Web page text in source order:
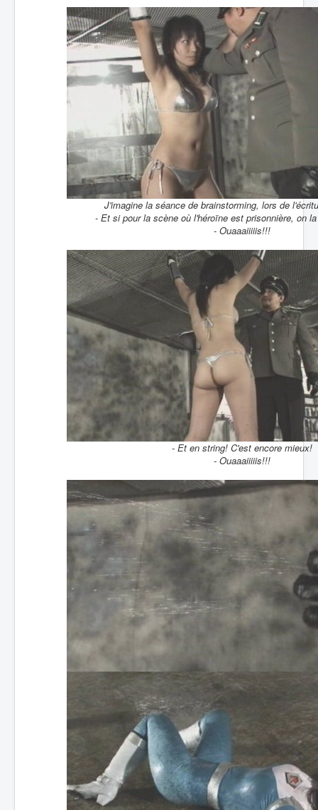
J'imagine la séance de brainstorming, lors de
- Et si pour la scène où l'héroïne est prisonnière, on
- Ouaaaiiiiis!!!
- Et en string! C'est encore mieux!
- Ouaaaiiiiis!!!